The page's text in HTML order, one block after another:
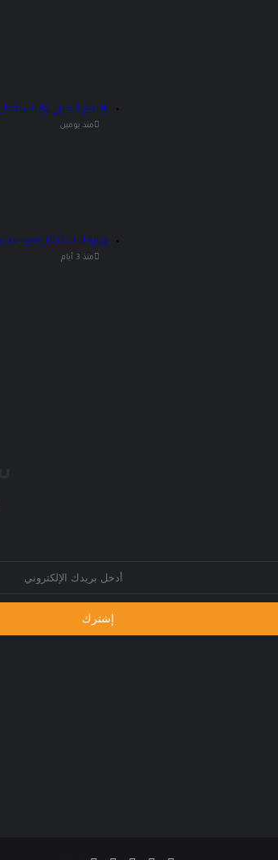
الإنتاج الحربي
منذ يومين
وزارة الاستثمار تقود
منذ 3 أيام